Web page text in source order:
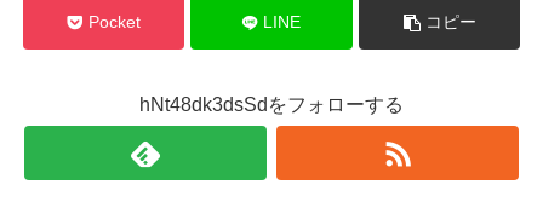
Pocket LINE コピー
hNt48dk3dsSdをフォローする